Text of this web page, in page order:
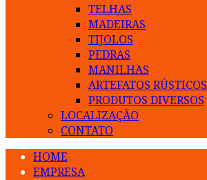
TELHAS
MADEIRAS
TIJOLOS
PEDRAS
MANILHAS
ARTEFATOS RÚSTICOS
PRODUTOS DIVERSOS
LOCALIZAÇÃO
CONTATO
HOME
EMPRESA